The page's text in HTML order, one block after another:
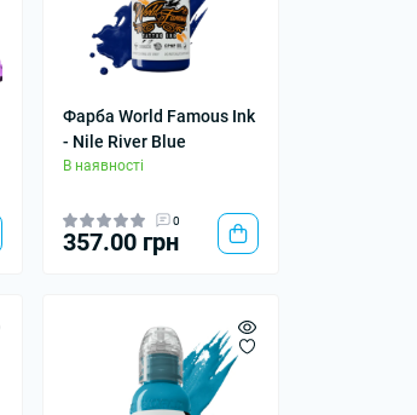
Фарба World Famous Ink
- Nile River Blue
В наявності
0
357.00 грн